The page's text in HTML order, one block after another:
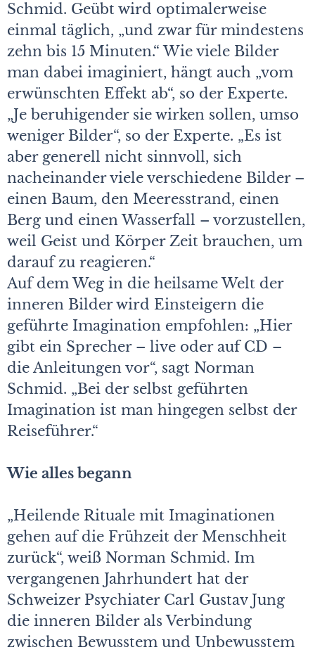
Schmid. Geübt wird optimalerweise
einmal täglich, „und zwar für mindestens
zehn bis 15 Minuten.“ Wie viele Bilder
man dabei imaginiert, hängt auch „vom
erwünschten Effekt ab“, so der Experte.
„Je beruhigender sie wirken sollen, umso
weniger Bilder“, so der Experte. „Es ist
aber generell nicht sinnvoll, sich
nacheinander viele verschiedene Bilder –
einen Baum, den Meeresstrand, einen
Berg und einen Wasserfall – vorzustellen,
weil Geist und Körper Zeit brauchen, um
darauf zu reagieren.“
Auf dem Weg in die heilsame Welt der
inneren Bilder wird Einsteigern die
geführte Imagination empfohlen: „Hier
gibt ein Sprecher – live oder auf CD –
die Anleitungen vor“, sagt Norman
Schmid. „Bei der selbst geführten
Imagination ist man hingegen selbst der
Reiseführer.“
Wie alles begann
„Heilende Rituale mit Imaginationen
gehen auf die Frühzeit der Menschheit
zurück“, weiß Norman Schmid. Im
vergangenen Jahrhundert hat der
Schweizer Psychiater Carl Gustav Jung
die inneren Bilder als Verbindung
zwischen Bewusstem und Unbewusstem